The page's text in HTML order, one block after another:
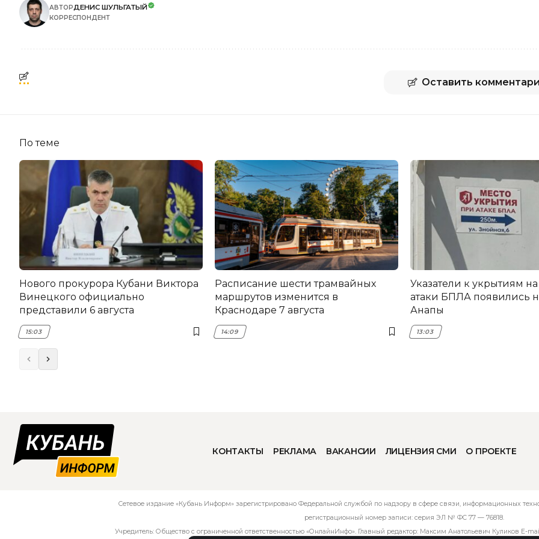
АВТОРДЕНИС ШУЛЬГАТЫЙ
КОРРЕСПОНДЕНТ
Оставить
По теме
Нового прокурора Кубани Виктора
Винецкого официально
представили 6 августа
15:03
Расписание шести трамвайных
маршрутов изменится в
Краснодаре 7 августа
14:09
Указатели к укрытиям
атаки БПЛА появились
Анапы
13:03
КОНТАКТЫ РЕКЛАМА ВАКАНСИИ ЛИЦЕНЗИЯ СМИ О ПРОЕКТЕ
Сетевое издание «Кубань Информ» зарегистрировано Федеральной службой по надзору в сфере связи, информационных
регистрационный номер записи: серия ЭЛ № ФС 77 — 76818.
Учредитель: Общество с ограниченной ответственностью «ОнлайнИнфо». Главный редактор: Максим Анатольевич Куликов E-